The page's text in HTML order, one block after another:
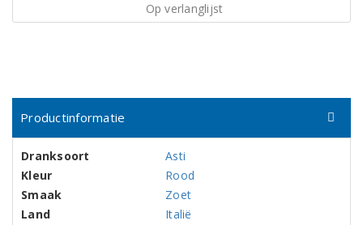
Op verlanglijst
Productinformatie
Dranksoort
Asti
Kleur
Rood
Smaak
Zoet
Land
Italië